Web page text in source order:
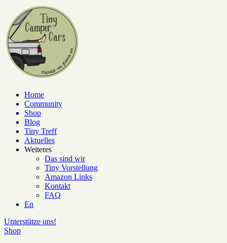
Home
Community
Shop
Blog
Tiny Treff
Aktuelles
Weiteres
Das sind wir
Tiny Vorstellung
Amazon Links
Kontakt
FAQ
En
Unterstütze uns!
Shop